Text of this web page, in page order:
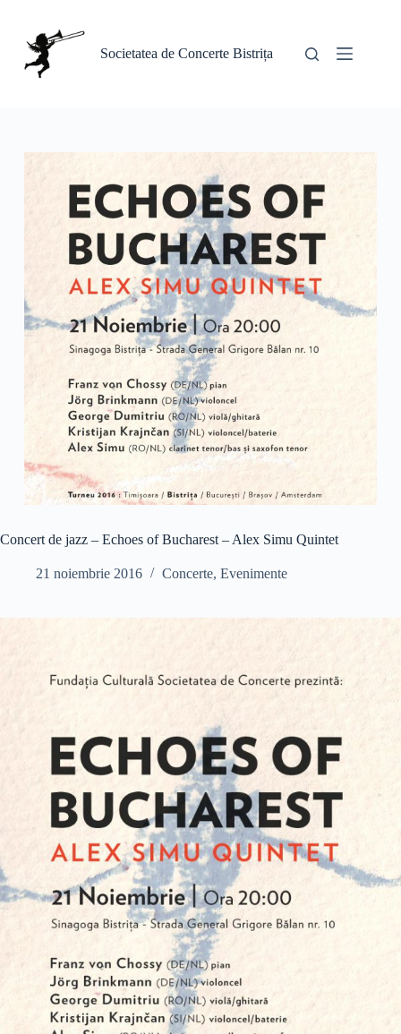
conținut
Societatea de Concerte Bistrița
Concert de jazz – Echoes of Bucharest – Alex Simu Quintet
21 noiembrie 2016 Concerte, Evenimente